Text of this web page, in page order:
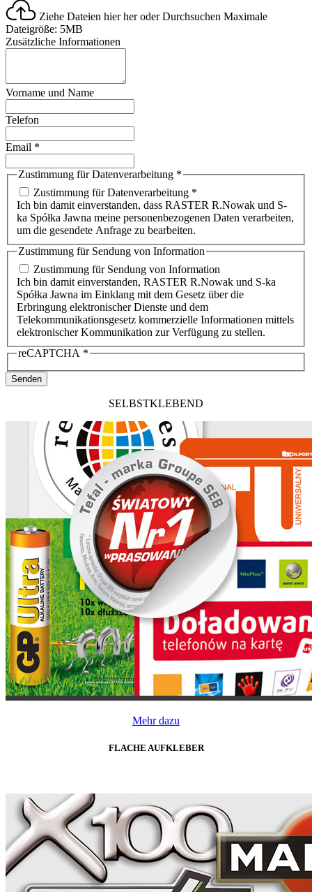
Ziehe Dateien hier her oderDurchsuchen Maximale
Dateigröße: 5MB
Zusätzliche Informationen
Vorname und Name
Telefon
Email *
Zustimmung für Datenverarbeitung *
Zustimmung für Datenverarbeitung *
Ich bin damit einverstanden, dass RASTER R.Nowak und S-
ka Spółka Jawna meine personenbezogenen Daten verarbeiten,
um die gesendete Anfrage zu bearbeiten.
Zustimmung für Sendung von Information
Zustimmung für Sendung von Information
Ich bin damit einverstanden, RASTER R.Nowak und S-ka
Spółka Jawna im Einklang mit dem Gesetz über die
Erbringung elektronischer Dienste und dem
Telekommunikationsgesetz kommerzielle Informationen mittels
elektronischer Kommunikation zur Verfügung zu stellen.
reCAPTCHA *
Senden
SELBSTKLEBEND
Mehr dazu
FLACHE AUFKLEBER